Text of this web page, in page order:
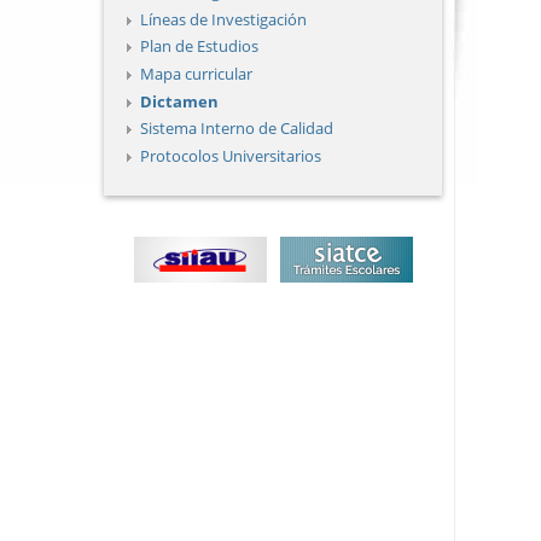
Líneas de Investigación
Plan de Estudios
Mapa curricular
Dictamen
Sistema Interno de Calidad
Protocolos Universitarios